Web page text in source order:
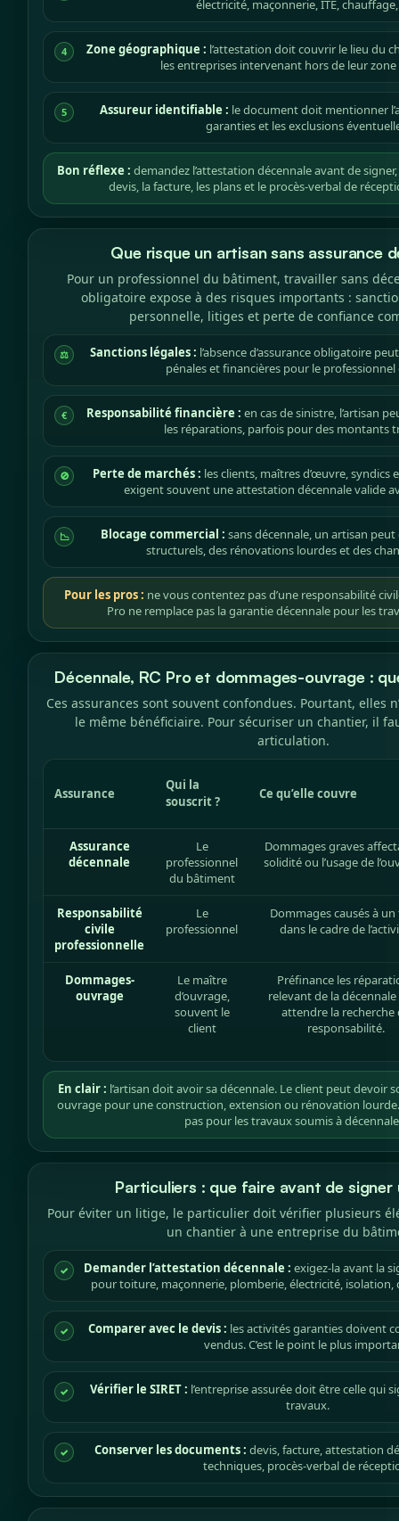
électricité, maçonnerie, ITE,
4 Zone géographique : l’attestation doit couvrir le lieu du
les entreprises intervenant hors de leur
5 Assureur identifiable : le document doit mentionner
garanties et les exclusions
Bon réflexe : demandez l’attestation décennale avant de
devis, la facture, les plans et le procès-verbal de
Que risque un artisan sans assurance
Pour un professionnel du bâtiment, travailler sans
obligatoire expose à des risques importants :
personnelle, litiges et perte de confiance
⚖️ Sanctions légales : l’absence d’assurance obligatoire
pénales et financières pour le professionnel
€ Responsabilité financière : en cas de sinistre, l’artisan
les réparations, parfois pour des montants
🚫 Perte de marchés : les clients, maîtres d’œuvre, syndics
exigent souvent une attestation décennale valide
📉 Blocage commercial : sans décennale, un artisan
structurels, des rénovations lourdes et des
Pour les pros : ne vous contentez pas d’une responsabilité
Pro ne remplace pas la garantie décennale pour les
Décennale, RC Pro et dommages-ouvrage :
Ces assurances sont souvent confondues. Pourtant, elles
le même bénéficiaire. Pour sécuriser un chantier, il
articulation.
Assurance
Qui la
souscrit ?
Ce qu’elle couvre
Assurance
décennale
Le
professionnel
du bâtiment
Dommages graves
solidité ou l’usage de
Responsabilité
civile
professionnelle
Le
professionnel
Dommages causés à
dans le cadre de
Dommages-
ouvrage
Le maître
d’ouvrage,
souvent le
client
Préfinance les
relevant de la décennale
attendre la recherche
responsabilité.
En clair : l’artisan doit avoir sa décennale. Le client peut devoir
ouvrage pour une construction, extension ou rénovation lourde.
pas pour les travaux soumis à
Particuliers : que faire avant de signer
Pour éviter un litige, le particulier doit vérifier plusieurs
un chantier à une entreprise du
✓ Demander l’attestation décennale : exigez-la avant la
pour toiture, maçonnerie, plomberie, électricité, isolation,
✓ Comparer avec le devis : les activités garanties doivent
vendus. C’est le point le plus
✓ Vérifier le SIRET : l’entreprise assurée doit être celle qui
travaux.
✓ Conserver les documents : devis, facture, attestation
techniques, procès-verbal de